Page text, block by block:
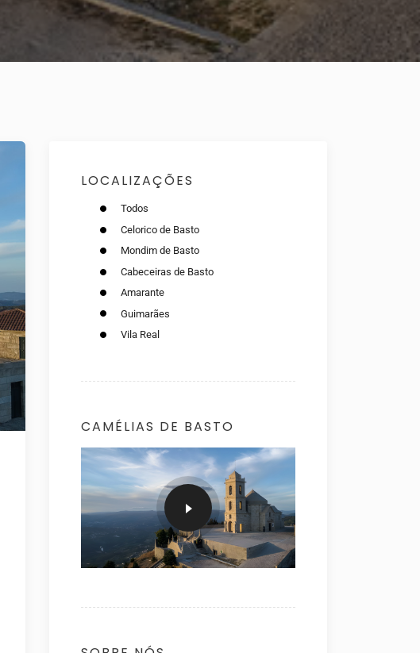
LOCALIZAÇÕES
Todos
Celorico de Basto
Mondim de Basto
Cabeceiras de Basto
Amarante
Guimarães
Vila Real
CAMÉLIAS DE BASTO